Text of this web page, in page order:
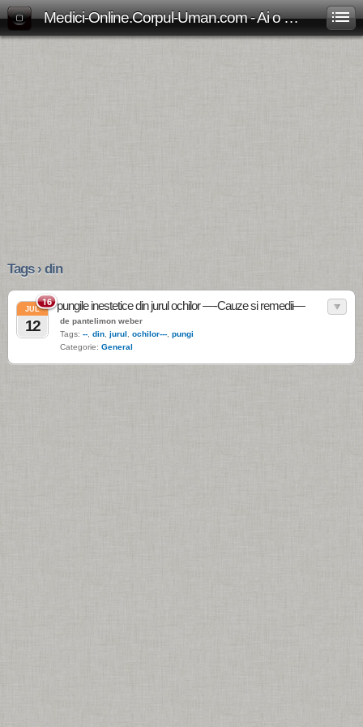
Medici-Online.Corpul-Uman.com - Ai o problema medicala? Aici gasesti, gratuit, raspunsul!
Tags › din
16
JUL
12
pungile inestetice din jurul ochilor —-Cauze si remedii—
de pantelimon weber
Tags: -- din jurul ochilor--- pungi
Categorie: General